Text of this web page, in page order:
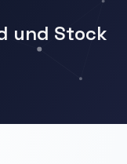
und Stock